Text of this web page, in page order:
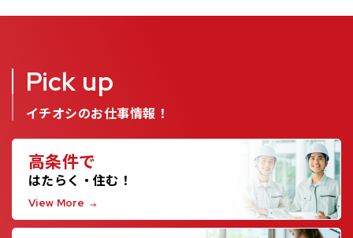
Pick up
イチオシのお仕事情報！
高条件で
はたらく・住む！
View More